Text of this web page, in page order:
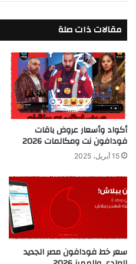
مقالات ذات صلة
أكواد وأسعار عروض باقات
فودافون نت ومكالمات 2026
15 أبريل، 2025
سعر خط فودافون مصر الجديد